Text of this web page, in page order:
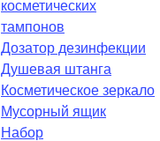
косметических
тампонов
Дозатор дезинфекции
Душевая штанга
Косметическое зеркало
Мусорный ящик
Набор